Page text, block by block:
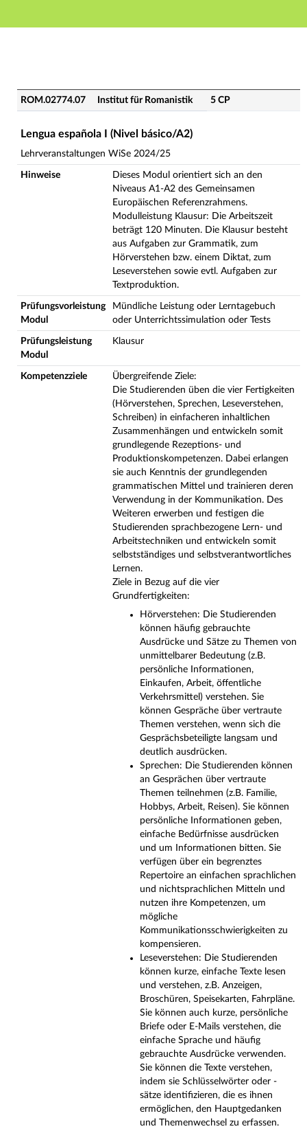
Hauptnavigation
ROM.02774.07 - Lengua española I (Nivel básico/
ROM.02774.07 Institut für Romanistik 5 CP
Lengua española I (Nivel básico/A2)
Lehrveranstaltungen WiSe 2024/25
Hinweise
Dieses Modul orientiert sich an den
Niveaus A1-A2 des Gemeinsamen
Europäischen Referenzrahmens.
Modulleistung Klausur: Die Arbeitszeit
beträgt 120 Minuten. Die Klausur besteht
aus Aufgaben zur Grammatik, zum
Hörverstehen bzw. einem Diktat, zum
Leseverstehen sowie evtl. Aufgaben zur
Textproduktion.
Prüfungsvorleistung
Modul
Mündliche Leistung oder Lerntagebuch
oder Unterrichtssimulation oder Tests
Prüfungsleistung
Modul
Klausur
Kompetenzziele
Übergreifende Ziele:
Die Studierenden üben die vier Fertigkeiten
(Hörverstehen, Sprechen, Leseverstehen,
Schreiben) in einfacheren inhaltlichen
Zusammenhängen und entwickeln somit
grundlegende Rezeptions- und
Produktionskompetenzen. Dabei erlangen
sie auch Kenntnis der grundlegenden
grammatischen Mittel und trainieren deren
Verwendung in der Kommunikation. Des
Weiteren erwerben und festigen die
Studierenden sprachbezogene Lern- und
Arbeitstechniken und entwickeln somit
selbstständiges und selbstverantwortliches
Lernen.
Ziele in Bezug auf die vier
Grundfertigkeiten:
Hörverstehen: Die Studierenden
können häufig gebrauchte
Ausdrücke und Sätze zu Themen von
unmittelbarer Bedeutung (z.B.
persönliche Informationen,
Einkaufen, Arbeit, öffentliche
Verkehrsmittel) verstehen. Sie
können Gespräche über vertraute
Themen verstehen, wenn sich die
Gesprächsbeteiligte langsam und
deutlich ausdrücken.
Sprechen: Die Studierenden können
an Gesprächen über vertraute
Themen teilnehmen (z.B. Familie,
Hobbys, Arbeit, Reisen). Sie können
persönliche Informationen geben,
einfache Bedürfnisse ausdrücken
und um Informationen bitten. Sie
verfügen über ein begrenztes
Repertoire an einfachen sprachlichen
und nichtsprachlichen Mitteln und
nutzen ihre Kompetenzen, um
mögliche
Kommunikationsschwierigkeiten zu
kompensieren.
Leseverstehen: Die Studierenden
können kurze, einfache Texte lesen
und verstehen, z.B. Anzeigen,
Broschüren, Speisekarten, Fahrpläne.
Sie können auch kurze, persönliche
Briefe oder E-Mails verstehen, die
einfache Sprache und häufig
gebrauchte Ausdrücke verwenden.
Sie können die Texte verstehen,
indem sie Schlüsselwörter oder -
sätze identifizieren, die es ihnen
ermöglichen, den Hauptgedanken
und Themenwechsel zu erfassen.